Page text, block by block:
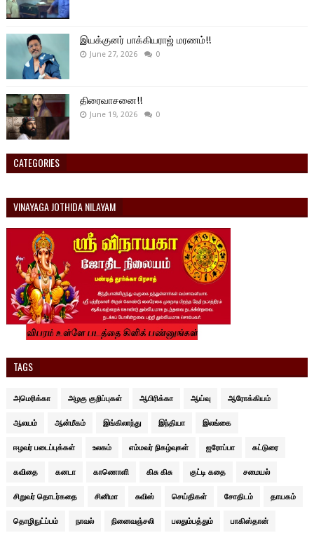
இயக்குனர் பாக்கியராஜ் மரணம்!!
June 27, 2026 0
திரைவாசனை!!
June 19, 2026 0
CATEGORIES
VINAYAGA JOTHIDA NILAYAM
TAGS
அமெரிக்கா அழகு குறிப்புகள் ஆபிரிக்கா ஆய்வு ஆரோக்கியம்
ஆலயம் ஆன்மீகம் இங்கிலாந்து இந்தியா இலங்கை
ஈழவர் படைப்புக்கள் உலகம் எம்மவர் நிகழ்வுகள் ஐரோப்பா கட்டுரை
கவிதை கனடா காணொளி கிசு கிசு குட்டி கதை சமையல்
சிறுவர் தொடர்கதை சினிமா சுவிஸ் செய்திகள் சோதிடம் தாயகம்
தொழிநுட்ப்பம் நாவல் நினைவஞ்சலி பலதும்பத்தும் பாகிஸ்தான்